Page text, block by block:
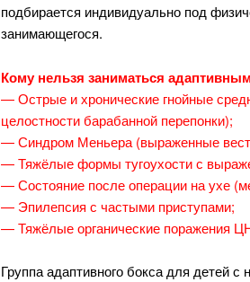
подбирается индивидуально под
занимающегося.
Кому нельзя заниматься
— Острые и хронические гнойные
целостности барабанной перепонки);
— Синдром Меньера (выраженные
— Тяжёлые формы тугоухости с
— Состояние после операции на ухе
— Эпилепсия с частыми приступами;
— Тяжёлые органические поражения
Группа адаптивного бокса для детей